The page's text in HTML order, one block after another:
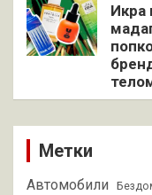
Икра
Метки
Автомобили